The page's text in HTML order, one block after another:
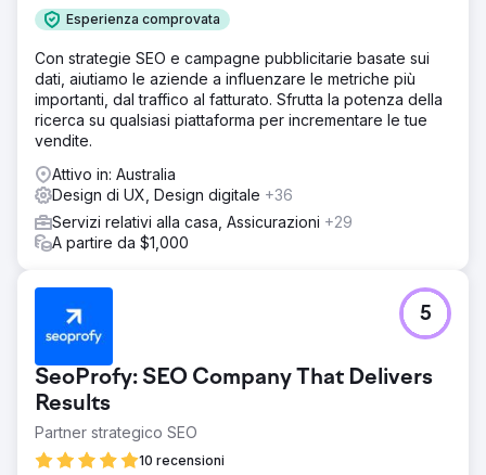
Esperienza comprovata
Con strategie SEO e campagne pubblicitarie basate sui
dati, aiutiamo le aziende a influenzare le metriche più
importanti, dal traffico al fatturato. Sfrutta la potenza della
ricerca su qualsiasi piattaforma per incrementare le tue
vendite.
Attivo in: Australia
Design di UX, Design digitale +36
Servizi relativi alla casa, Assicurazioni +29
A partire da $1,000
SeoProfy: SEO Company That Delivers
Results
Partner strategico SEO
10 recensioni
5